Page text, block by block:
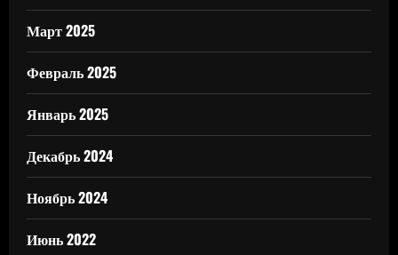
Март 2025
Февраль 2025
Январь 2025
Декабрь 2024
Ноябрь 2024
Июнь 2022